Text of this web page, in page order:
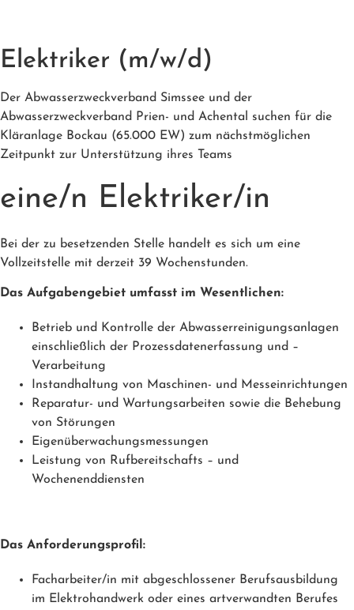
Elektriker (m/w/d)
Der Abwasserzweckverband Simssee und der
Abwasserzweckverband Prien- und Achental suchen für die
Kläranlage Bockau (65.000 EW) zum nächstmöglichen
Zeitpunkt zur Unterstützung ihres Teams
eine/n Elektriker/in
Bei der zu besetzenden Stelle handelt es sich um eine
Vollzeitstelle mit derzeit 39 Wochenstunden.
Das Aufgabengebiet umfasst im Wesentlichen:
Betrieb und Kontrolle der Abwasserreinigungsanlagen
einschließlich der Prozessdatenerfassung und –
Verarbeitung
Instandhaltung von Maschinen- und Messeinrichtungen
Reparatur- und Wartungsarbeiten sowie die Behebung
von Störungen
Eigenüberwachungsmessungen
Leistung von Rufbereitschafts – und
Wochenenddiensten
Das Anforderungsprofil:
Facharbeiter/in mit abgeschlossener Berufsausbildung
im Elektrohandwerk oder eines artverwandten Berufes